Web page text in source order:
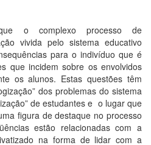
o complexo processo de
vivida pelo sistema educativo
para o indivíduo que é
que incidem sobre os envolvidos
os alunos. Estas questões têm
dos problemas do sistema
de estudantes e o lugar que
figura de destaque no processo
estão relacionadas com a
na forma de lidar com a